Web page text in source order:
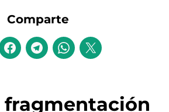
Comparte
fragmentación